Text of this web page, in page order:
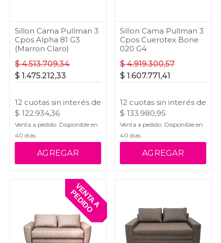
Sillon Cama Pullman 3
Cpos Alpha 81 G3
(Marron Claro)
$4.513.709,34
$ 1.475.212,33
12 cuotas sin interés de
$ 122.934,36
Venta a pedido. Disponible en
40 dias.
AGREGAR
Sillon Cama Pullman 3
Cpos Cuerotex Bone
020 G4
$4.919.300,57
$ 1.607.771,41
12 cuotas sin interés de
$ 133.980,95
Venta a pedido. Disponible en
40 dias.
AGREGAR
V
E
N
T
A
A
P
E
D
I
D
O